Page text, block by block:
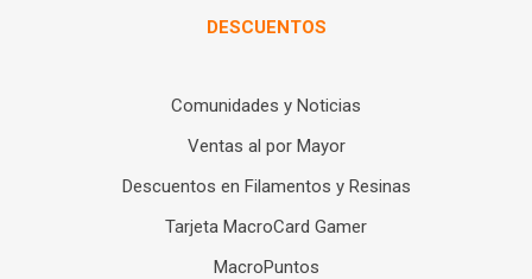
DESCUENTOS
Comunidades y Noticias
Ventas al por Mayor
Descuentos en Filamentos y Resinas
Tarjeta MacroCard Gamer
MacroPuntos